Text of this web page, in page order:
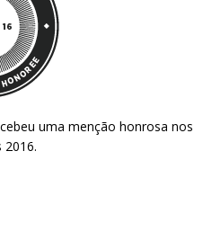
uma menção honrosa nos
2016.